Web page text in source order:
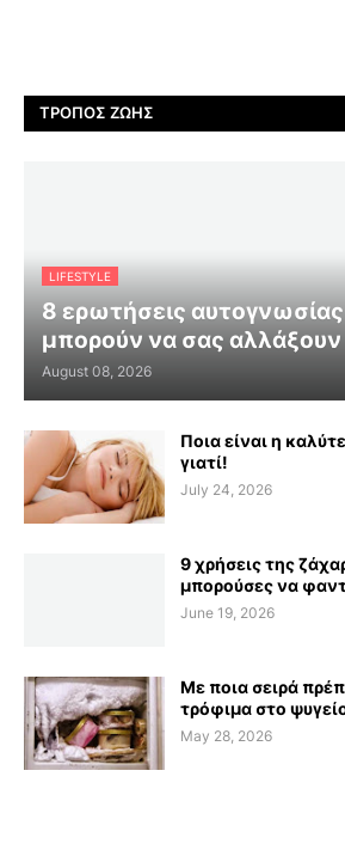
ΤΡΌΠΟΣ ΖΩΉΣ
LIFESTYLE
8 ερωτήσεις
μπορούν να σας
August 08, 2026
Ποια είναι η
γιατί!
July 24, 2026
9 χρήσεις της
μπορούσες να
June 19, 2026
Με ποια σειρά
τρόφιμα στο
May 28, 2026